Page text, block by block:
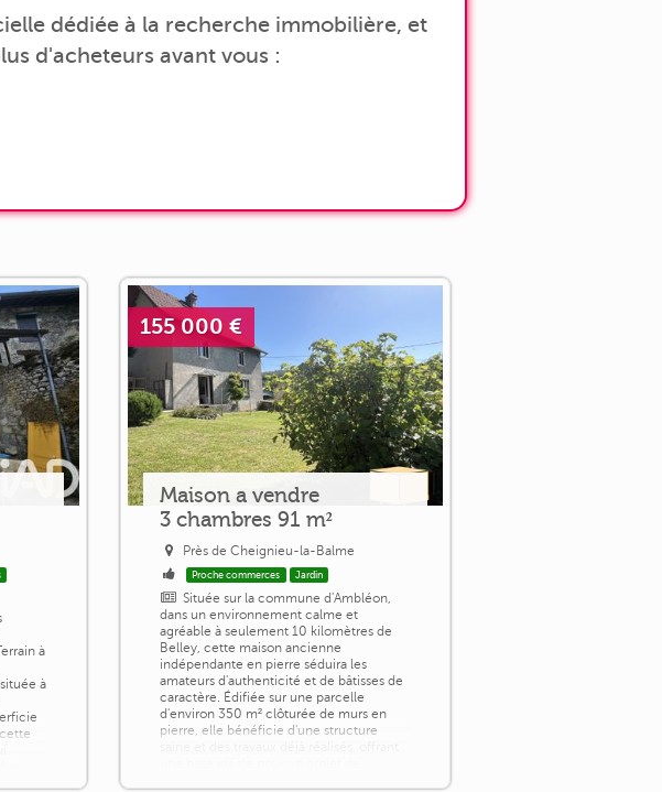
dédiée à la recherche immobilière, et
d'acheteurs avant vous :
à
à
155 000 €
Maison a vendre
3 chambres 91 m²
Près de Cheignieu-la-Balme
Proche commerces Jardin
Située sur la commune d'Ambléon,
dans un environnement calme et
agréable à seulement 10 kilomètres de
Belley, cette maison ancienne
indépendante en pierre séduira les
amateurs d'authenticité et de bâtisses de
caractère. Édifiée sur une parcelle
d'environ 350 m² clôturée de murs en
pierre, elle bénéficie d'une structure